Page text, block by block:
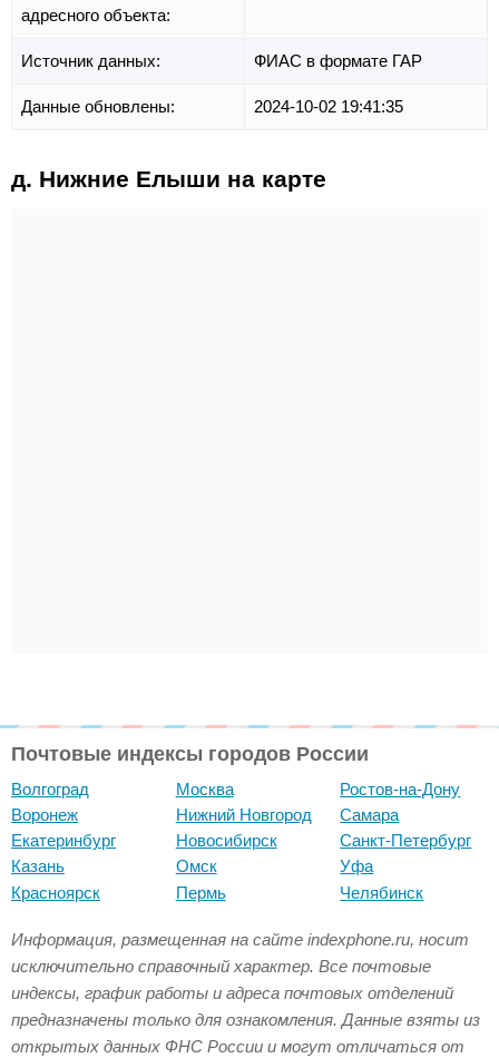
адресного объекта:
Источник данных: ФИАС в формате ГАР
Данные обновлены: 2024-10-02 19:41:35
д. Нижние Елыши на карте
Почтовые индексы городов России
Волгоград
Воронеж
Екатеринбург
Казань
Красноярск
Москва
Нижний Новгород
Новосибирск
Омск
Пермь
Ростов-на-Дону
Самара
Санкт-Петербург
Уфа
Челябинск
Информация, размещенная на сайте indexphone.ru, носит
исключительно справочный характер. Все почтовые
индексы, график работы и адреса почтовых отделений
предназначены только для ознакомления. Данные взяты из
открытых данных ФНС России и могут отличаться от